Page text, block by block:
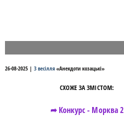
26-08-2025 | З весілля «Анекдоти козацькі»
СХОЖЕ ЗА ЗМІСТОМ:
➦ Конкурс - Морква 2